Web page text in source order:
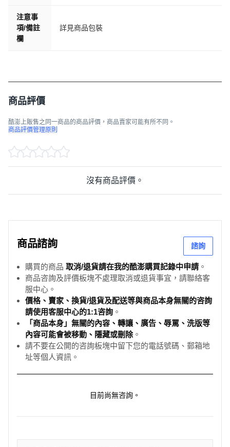
注意事
項/備註
欄
詳見商品包裝
商品評價
酷澎上販售之同一商品的商品評價，商品賣家可能有所不同。
商品評價管理原則
沒有商品評價。
商品諮詢 諮詢
購買的商品 取消/退貨請在我的酷澎購買記錄中申請 。
商品咨詢及評價板塊不處理取消或退貨事宜，請聯絡客
服中心。
價格、賣家、換貨/退貨及配送等與商品本身無關的咨詢
請使用客服中心的1:1咨詢 。
「商品本身」無關的內容、轉讓、廣告、辱罵、洗版等
內容可能會被移動、隱藏或刪除。
請不要在公開的咨詢板塊中留下您的電話號碼、郵箱地
址等個人資訊。
目前尚無咨詢。